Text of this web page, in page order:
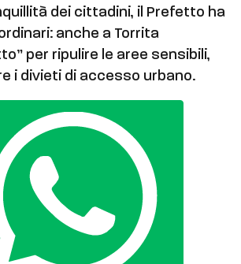
dei cittadini, il Prefetto ha
anche a Torrita
per ripulire le aree sensibili,
i divieti di accesso urbano.